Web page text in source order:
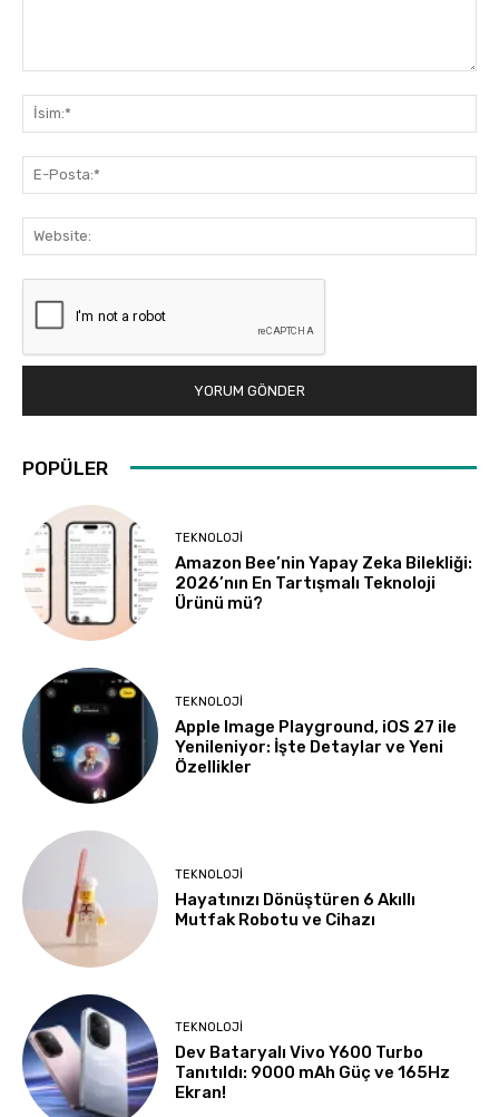
POPÜLER
TEKNOLOJI
Amazon Bee’nin Yapay Zeka Bilekliği:
2026’nın En Tartışmalı Teknoloji
Ürünü mü?
TEKNOLOJI
Apple Image Playground, iOS 27 ile
Yenileniyor: İşte Detaylar ve Yeni
Özellikler
TEKNOLOJI
Hayatınızı Dönüştüren 6 Akıllı
Mutfak Robotu ve Cihazı
TEKNOLOJI
Dev Bataryalı Vivo Y600 Turbo
Tanıtıldı: 9000 mAh Güç ve 165Hz
Ekran!